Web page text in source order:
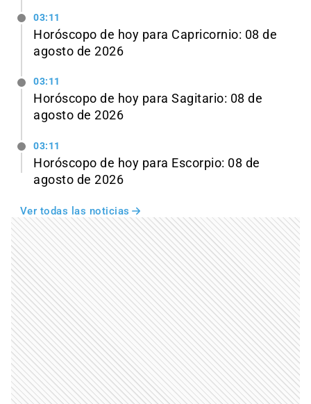
03:11
Horóscopo de hoy para Capricornio: 08 de
agosto de 2026
03:11
Horóscopo de hoy para Sagitario: 08 de
agosto de 2026
03:11
Horóscopo de hoy para Escorpio: 08 de
agosto de 2026
Ver todas las noticias